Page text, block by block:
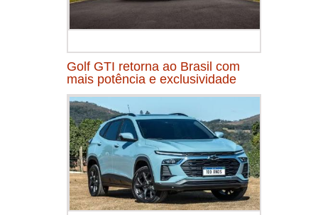
Golf GTI retorna ao Brasil com
mais potência e exclusividade